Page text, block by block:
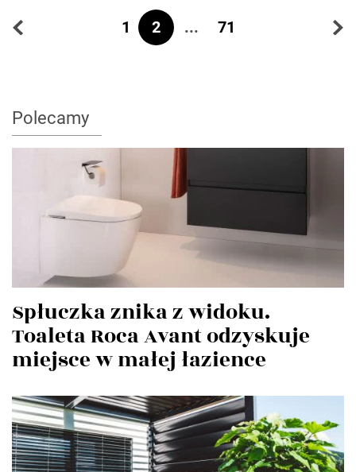
1 2 ... 71
Polecamy
Spłuczka znika z widoku.
Toaleta Roca Avant odzyskuje
miejsce w małej łazience